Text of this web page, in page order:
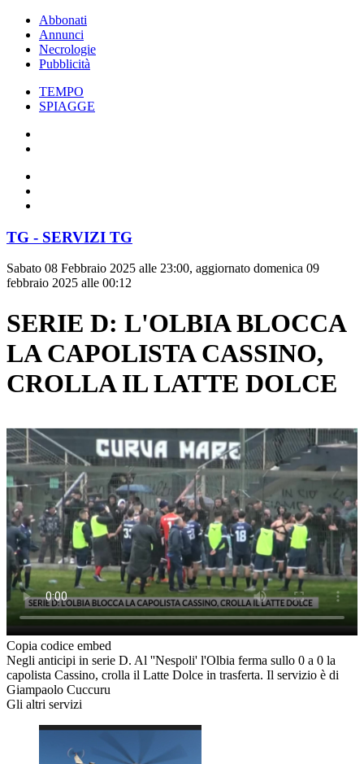
Abbonati
Annunci
Necrologie
Pubblicità
TEMPO
SPIAGGE
TG - SERVIZI TG
Sabato 08 Febbraio 2025 alle 23:00, aggiornato domenica 09
febbraio 2025 alle 00:12
SERIE D: L'OLBIA BLOCCA
LA CAPOLISTA CASSINO,
CROLLA IL LATTE DOLCE
Copia codice embed
Negli anticipi in serie D. Al ''Nespoli' l'Olbia ferma sullo 0 a 0 la
capolista Cassino, crolla il Latte Dolce in trasferta. Il servizio è di
Giampaolo Cuccuru
Gli altri servizi